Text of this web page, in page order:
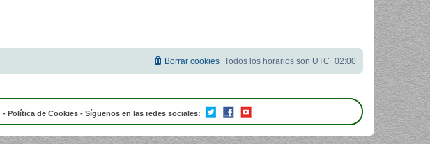
Todos los horarios son UTC+02:00
Borrar cookies
- Política de Cookies - Síguenos en las redes sociales: